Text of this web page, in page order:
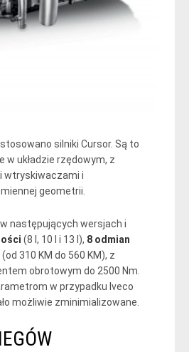
silniki Cursor. Są to
w układzie rzędowym, z
wtryskiwaczami i
geometrii.
następujących wersjach i
(8 l, 10 l i 13 l), 8 odmian
(od 310 KM do 560 KM), z
obrotowym do 2500 Nm.
w przypadku Iveco
możliwie zminimializowane.